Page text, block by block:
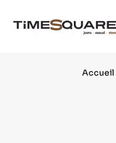
Accueil